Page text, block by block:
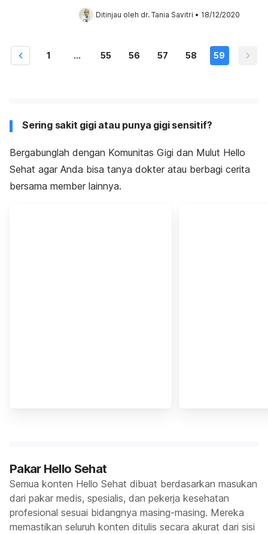
Ditinjau oleh dr. Tania Savitri • 18/12/2020
1 ... 55 56 57 58 59
Sering sakit gigi atau punya gigi sensitif?
Bergabunglah dengan Komunitas Gigi dan Mulut Hello
Sehat agar Anda bisa tanya dokter atau berbagi cerita
bersama member lainnya.
Pakar Hello Sehat
Semua konten Hello Sehat dibuat berdasarkan masukan
dari pakar medis, spesialis, dan pekerja kesehatan
profesional sesuai bidangnya masing-masing. Mereka
memastikan seluruh konten ditulis secara akurat dari sisi